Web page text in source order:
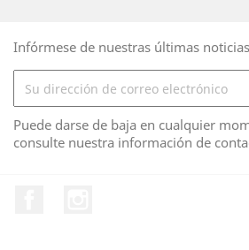
Infórmese de nuestras últimas
Puede darse de baja en cualquier
consulte nuestra información de